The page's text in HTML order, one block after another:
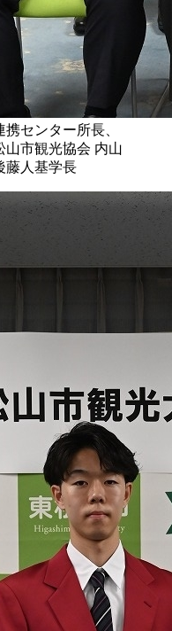
センター所長、
山市観光協会 内山
藤人基学長